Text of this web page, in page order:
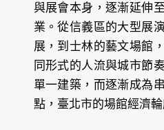
與展會本身，逐漸延伸
業。從信義區的大型展
展，到士林的藝文場館
同形式的人流與城市節
單一建築，而逐漸成為
點，臺北市的場館經濟